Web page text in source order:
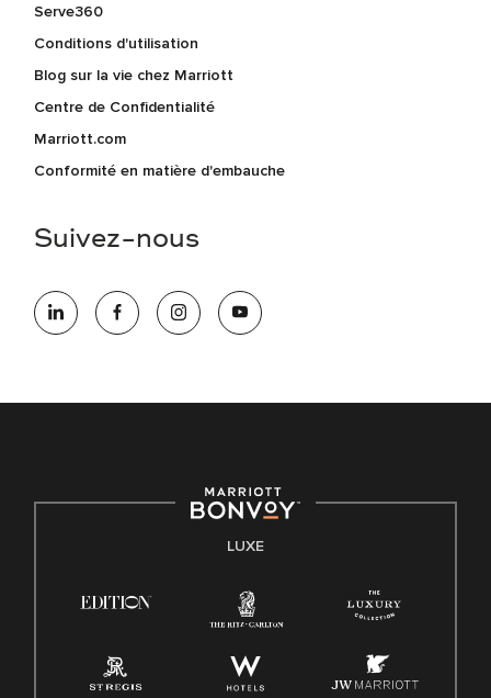
Serve360
Conditions d'utilisation
Blog sur la vie chez Marriott
Centre de Confidentialité
Marriott.com
Conformité en matière d'embauche
Suivez-nous
LUXE